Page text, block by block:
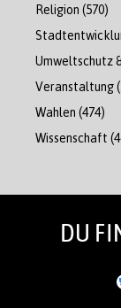
Religion (570)
Umweltschutz
Veranstaltung
Wahlen (474)
Wissenschaft
DU